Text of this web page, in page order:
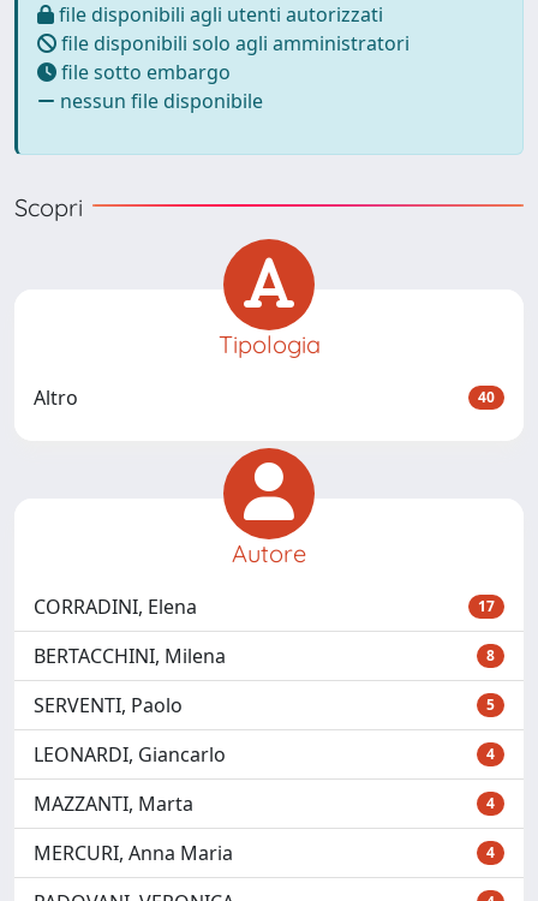
file disponibili agli utenti autorizzati
file disponibili solo agli amministratori
file sotto embargo
nessun file disponibile
Scopri
Tipologia
Altro 40
Autore
CORRADINI, Elena 17
BERTACCHINI, Milena 8
SERVENTI, Paolo 5
LEONARDI, Giancarlo 4
MAZZANTI, Marta 4
MERCURI, Anna Maria 4